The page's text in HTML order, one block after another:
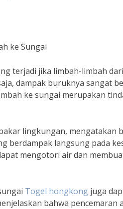
ke Sungai
terjadi jika limbah-limbah
dampak buruknya sangat
ke sungai merupakan
lingkungan, mengatakan
berdampak langsung pada
mengotori air dan
Togel hongkong juga
bahwa